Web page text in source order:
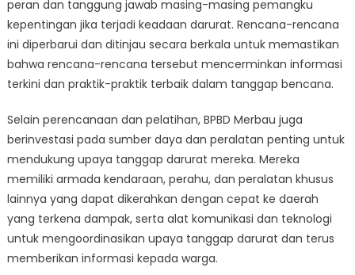
peran dan tanggung jawab masing-masing pemangku
kepentingan jika terjadi keadaan darurat. Rencana-rencana
ini diperbarui dan ditinjau secara berkala untuk memastikan
bahwa rencana-rencana tersebut mencerminkan informasi
terkini dan praktik-praktik terbaik dalam tanggap bencana.
Selain perencanaan dan pelatihan, BPBD Merbau juga
berinvestasi pada sumber daya dan peralatan penting untuk
mendukung upaya tanggap darurat mereka. Mereka
memiliki armada kendaraan, perahu, dan peralatan khusus
lainnya yang dapat dikerahkan dengan cepat ke daerah
yang terkena dampak, serta alat komunikasi dan teknologi
untuk mengoordinasikan upaya tanggap darurat dan terus
memberikan informasi kepada warga.